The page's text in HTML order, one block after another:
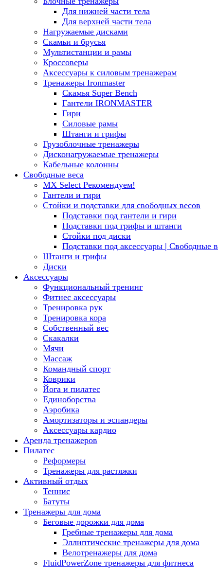
Для нижней части тела
Для верхней части тела
Нагружаемые дисками
Скамьи и брусья
Мультистанции и рамы
Кроссоверы
Аксессуары к силовым тренажерам
Тренажеры Ironmaster
Скамья Super Bench
Гантели IRONMASTER
Гири
Силовые рамы
Штанги и грифы
Грузоблочные тренажеры
Дисконагружаемые тренажеры
Кабельные колонны
Свободные веса
MX Select Рекомендуем!
Гантели и гири
Стойки и подставки для свободных весов
Подставки под гантели и гири
Подставки под грифы и штанги
Стойки под диски
Подставки под аксессуары | Свободные
Штанги и грифы
Диски
Аксессуары
Функциональный тренинг
Фитнес аксессуары
Тренировка рук
Тренировка кора
Собственный вес
Скакалки
Мячи
Массаж
Командный спорт
Коврики
Йога и пилатес
Единоборства
Аэробика
Амортизаторы и эспандеры
Аксессуары кардио
Аренда тренажеров
Пилатес
Реформеры
Тренажеры для растяжки
Активный отдых
Теннис
Батуты
Тренажеры для дома
Беговые дорожки для дома
Гребные тренажеры для дома
Эллиптические тренажеры для дома
Велотренажеры для дома
FluidPowerZone тренажеры для фитнеса